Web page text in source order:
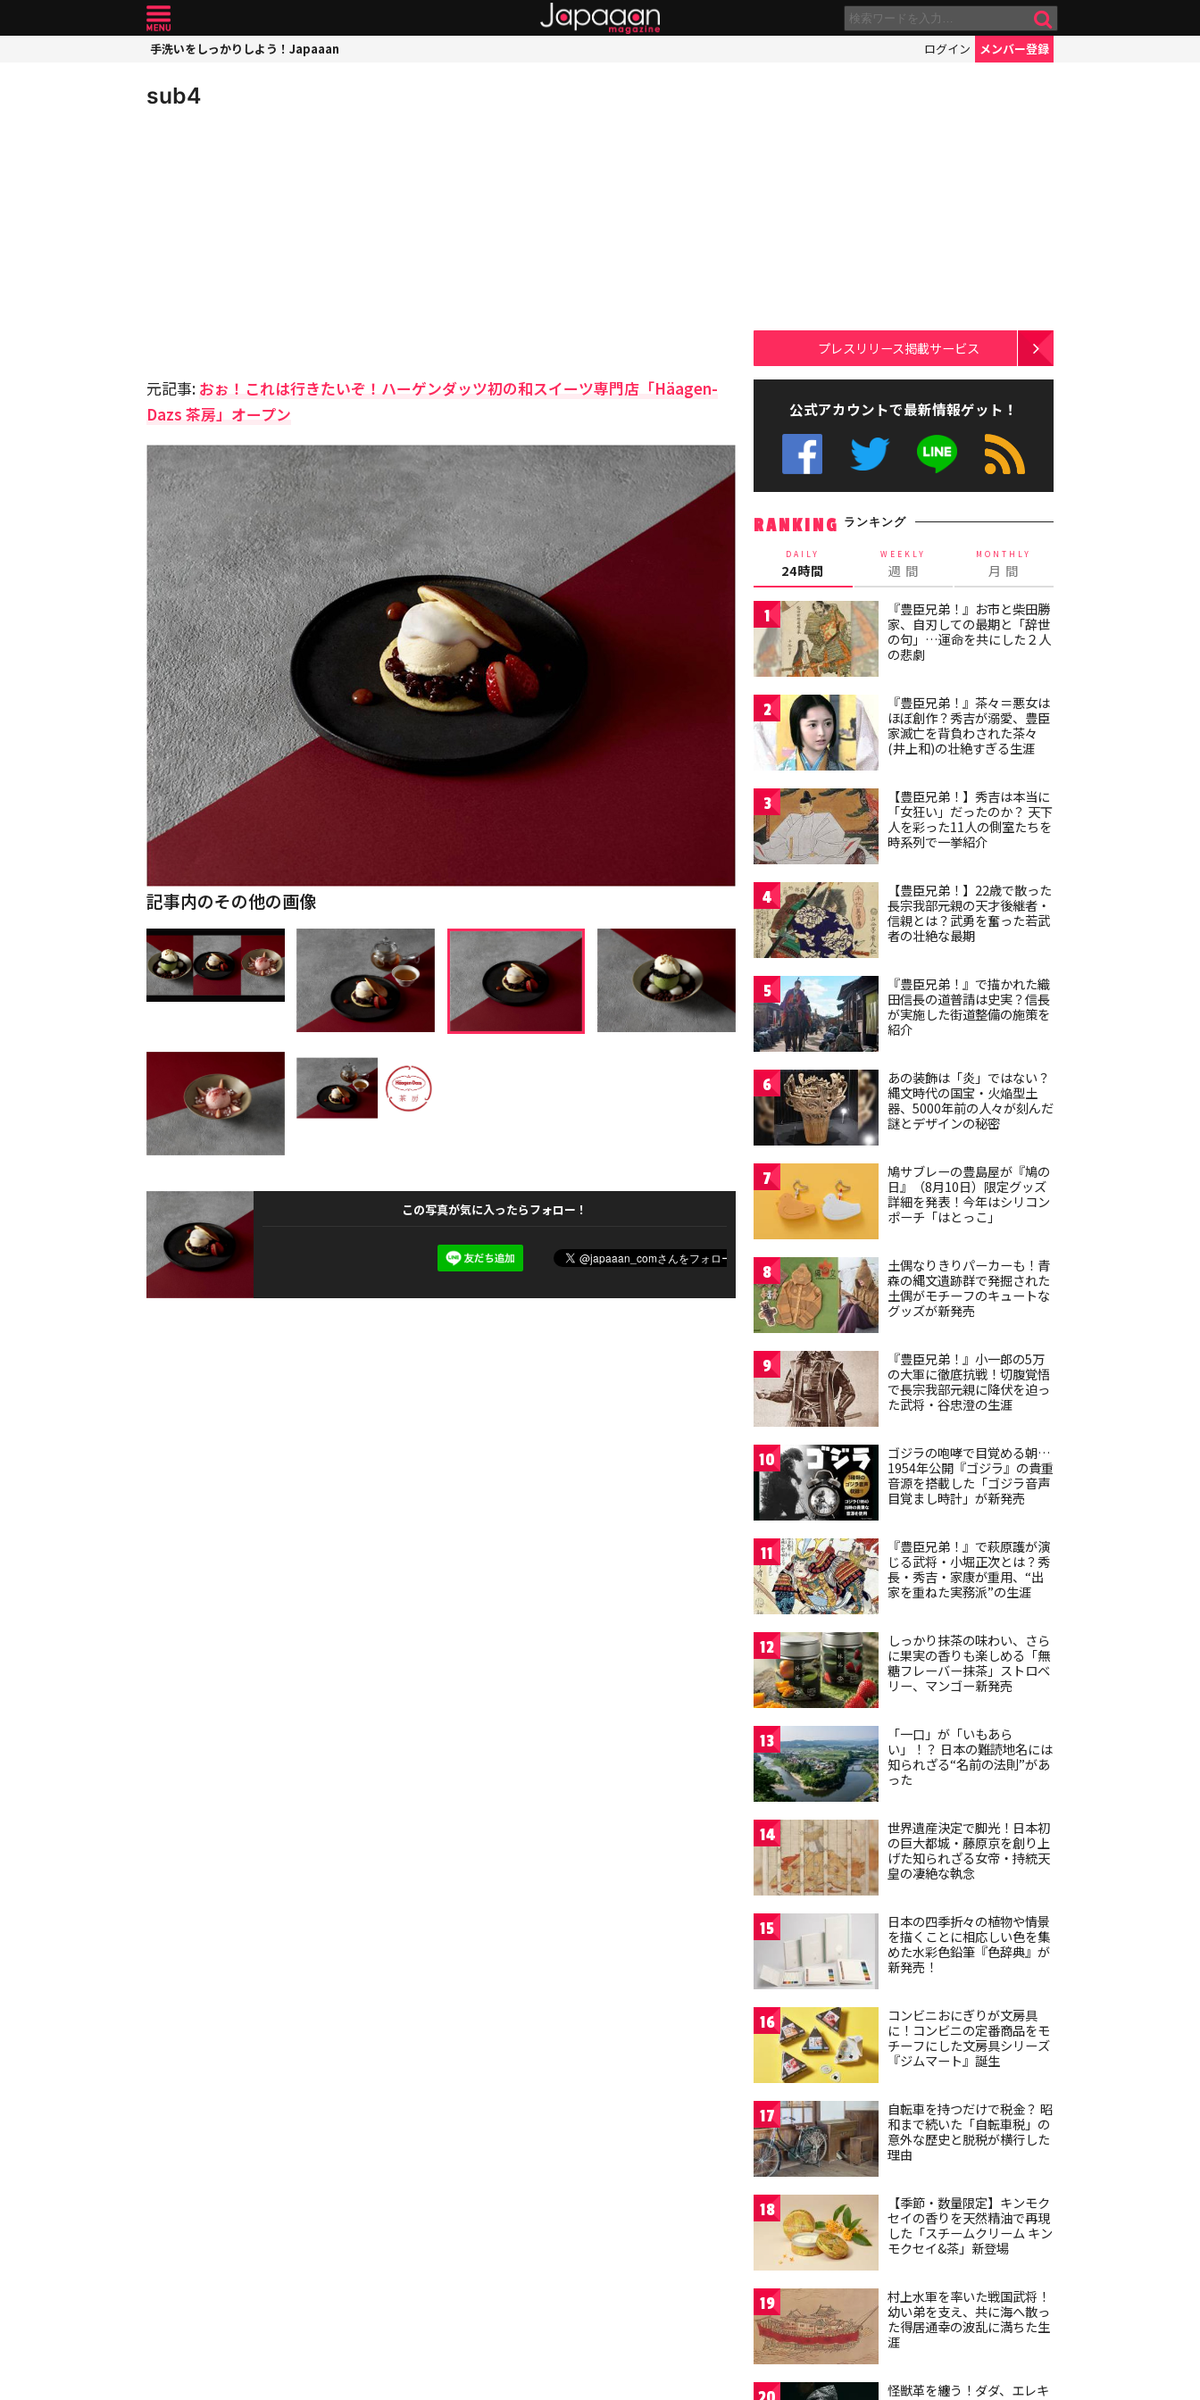
手洗いをしっかりしよう！Japaaan ログイン メンバー登録
sub4
元記事: おぉ！これは行きたいぞ！ハーゲンダッツ初の和スイーツ専門店「Häagen-
Dazs 茶房」オープン
記事内のその他の画像
この写真が気に入ったらフォロー！
プレスリリース掲載サービス
公式アカウントで最新情報ゲット！
RANKING ランキング
DAILY
24時間
WEEKLY
週 間
MONTHLY
月 間
1
『豊臣兄弟！』お市と柴田勝
家、自刃しての最期と「辞世
の句」…運命を共にした２人
の悲劇
2
『豊臣兄弟！』茶々＝悪女は
ほぼ創作？秀吉が溺愛、豊臣
家滅亡を背負わされた茶々
(井上和)の壮絶すぎる生涯
3
【豊臣兄弟！】秀吉は本当に
「女狂い」だったのか？ 天下
人を彩った11人の側室たちを
時系列で一挙紹介
4
【豊臣兄弟！】22歳で散った
長宗我部元親の天才後継者・
信親とは？武勇を奮った若武
者の壮絶な最期
5
『豊臣兄弟！』で描かれた織
田信長の道普請は史実？信長
が実施した街道整備の施策を
紹介
6
あの装飾は「炎」ではない？
縄文時代の国宝・火焔型土
器、5000年前の人々が刻んだ
謎とデザインの秘密
7
鳩サブレーの豊島屋が『鳩の
日』（8月10日）限定グッズ
詳細を発表！今年はシリコン
ポーチ「はとっこ」
8
土偶なりきりパーカーも！青
森の縄文遺跡群で発掘された
土偶がモチーフのキュートな
グッズが新発売
9
『豊臣兄弟！』小一郎の5万
の大軍に徹底抗戦！切腹覚悟
で長宗我部元親に降伏を迫っ
た武将・谷忠澄の生涯
10
ゴジラの咆哮で目覚める朝…
1954年公開『ゴジラ』の貴重
音源を搭載した「ゴジラ音声
目覚まし時計」が新発売
11
『豊臣兄弟！』で萩原護が演
じる武将・小堀正次とは？秀
長・秀吉・家康が重用、“出
家を重ねた実務派”の生涯
12
しっかり抹茶の味わい、さら
に果実の香りも楽しめる「無
糖フレーバー抹茶」ストロベ
リー、マンゴー新発売
13
「一口」が「いもあら
い」！？ 日本の難読地名には
知られざる“名前の法則”があ
った
14
世界遺産決定で脚光！日本初
の巨大都城・藤原京を創り上
げた知られざる女帝・持統天
皇の凄絶な執念
15
日本の四季折々の植物や情景
を描くことに相応しい色を集
めた水彩色鉛筆『色辞典』が
新発売！
16
コンビニおにぎりが文房具
に！コンビニの定番商品をモ
チーフにした文房具シリーズ
『ジムマート』誕生
17
自転車を持つだけで税金？ 昭
和まで続いた「自転車税」の
意外な歴史と脱税が横行した
理由
18
【季節・数量限定】キンモク
セイの香りを天然精油で再現
した「スチームクリーム キン
モクセイ&茶」新登場
19
村上水軍を率いた戦国武将！
幼い弟を支え、共に海へ散っ
た得居通幸の波乱に満ちた生
涯
怪獣革を纏う！ダダ、エレキ